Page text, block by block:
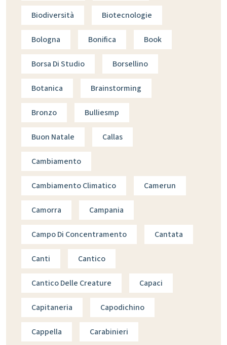
Biodiversità Biotecnologie
Bologna Bonifica Book
Borsa Di Studio Borsellino
Botanica Brainstorming
Bronzo Bulliesmp
Buon Natale Callas
Cambiamento
Cambiamento Climatico Camerun
Camorra Campania
Campo Di Concentramento Cantata
Canti Cantico
Cantico Delle Creature Capaci
Capitaneria Capodichino
Cappella Carabinieri